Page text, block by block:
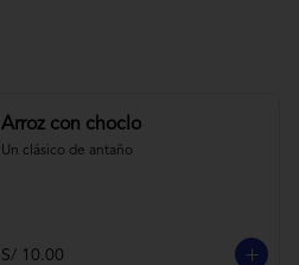
Arroz con choclo
Un clásico de antaño
S/ 10.00